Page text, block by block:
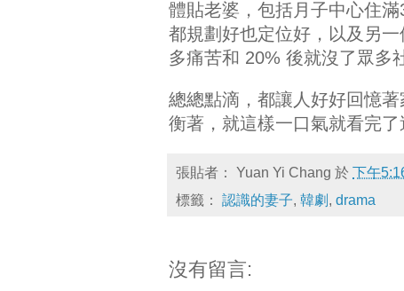
體貼老婆，包括月子中心住
都規劃好也定位好，以及另
多痛苦和 20% 後就沒了眾多
總總點滴，都讓人好好回憶
衡著，就這樣一口氣就看完了
張貼者： Yuan Yi Chang 於 下午
標籤： 認識的妻子, 韓劇, drama
沒有留言: